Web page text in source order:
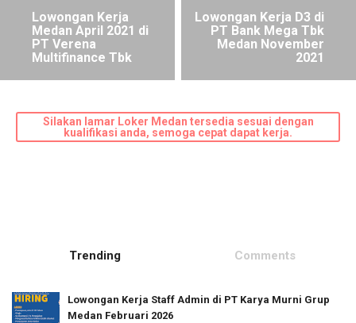
Lowongan Kerja
Medan April 2021 di
PT Verena
Multifinance Tbk
Lowongan Kerja D3 di
PT Bank Mega Tbk
Medan November
2021
Silakan lamar Loker Medan tersedia sesuai dengan
kualifikasi anda, semoga cepat dapat kerja.
Trending Comments
Lowongan Kerja Staff Admin di PT Karya Murni Grup
Medan Februari 2026